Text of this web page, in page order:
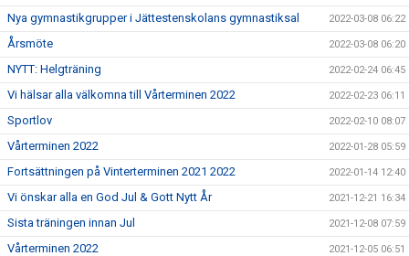
Nya gymnastikgrupper i Jättestenskolans gymnastiksal 2022-03-08 06:22
Årsmöte 2022-03-08 06:20
NYTT: Helgträning 2022-02-24 06:45
Vi hälsar alla välkomna till Vårterminen 2022 2022-02-23 06:11
Sportlov 2022-02-10 08:07
Vårterminen 2022 2022-01-28 05:59
Fortsättningen på Vinterterminen 2021 2022 2022-01-14 12:40
Vi önskar alla en God Jul & Gott Nytt År 2021-12-21 16:34
Sista träningen innan Jul 2021-12-08 07:59
Vårterminen 2022 2021-12-05 06:51